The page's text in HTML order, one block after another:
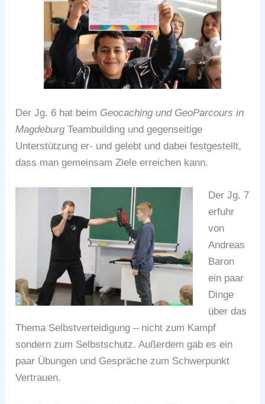
Der Jg. 6 hat beim Geocaching und GeoParcours in
MagdeburgTeambuilding und gegenseitige
Unterstützung er- und gelebt und dabei festgestellt,
dass man gemeinsam Ziele erreichen kann.
Der Jg. 7
erfuhr
von
Andreas
Baron
ein paar
Dinge
über das
Thema Selbstverteidigung – nicht zum Kampf
sondern zum Selbstschutz. Außerdem gab es ein
paar Übungen und Gespräche zum Schwerpunkt
Vertrauen.